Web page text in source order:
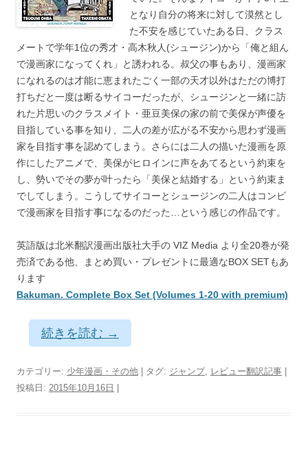
となり自分の将来に対して漠然とし
た不安を感じていたある日、クラス
メートで学年1位の秀才・高木秋人(シュージン)から「俺と組ん
で漫画家になってくれ」と誘われる。叔父の事もあり、漫画家
になれるのは才能に恵まれたごく一部の天才以外はただの博打
打ちだと一度は断るサイコーだったが、シュージンと一緒に訪
れた片思いのクラスメイト・亜豆美保の家の前で美保が声優を
目指している事を知り、二人の差が広がる不安から思わず漫画
家を目指す事を認めてしまう。さらには二人の描いた漫画を原
作にしたアニメで、美保がヒロインに声をあてるという約束を
し、勢いでその夢が叶ったら「美保と結婚する」という約束ま
でしてしまう。こうしてサイコーとシュージンの二人はコンビ
で漫画家を目指す事になるのだった…という感じの作品です。
英語版は北米翻訳漫画出版社大手の VIZ Media より全20巻が発
売済である他、まとめ買い・プレゼントに最適なBOX SETもあ
ります
Bakuman. Complete Box Set (Volumes 1-20 with premium)
続きを読む →
カテゴリー: 少年漫画・その他 | タグ: ジャンプ, レビュー翻訳記事
投稿日: 2015年10月16日